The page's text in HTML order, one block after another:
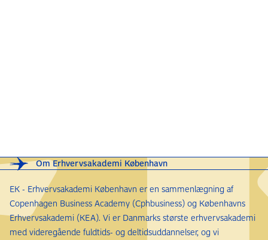
Om Erhvervsakademi København
EK - Erhvervsakademi København er en sammenlægning af
Copenhagen Business Academy (Cphbusiness) og Københavns
Erhvervsakademi (KEA). Vi er Danmarks største erhvervsakademi
med videregående fuldtids- og deltidsuddannelser, og vi